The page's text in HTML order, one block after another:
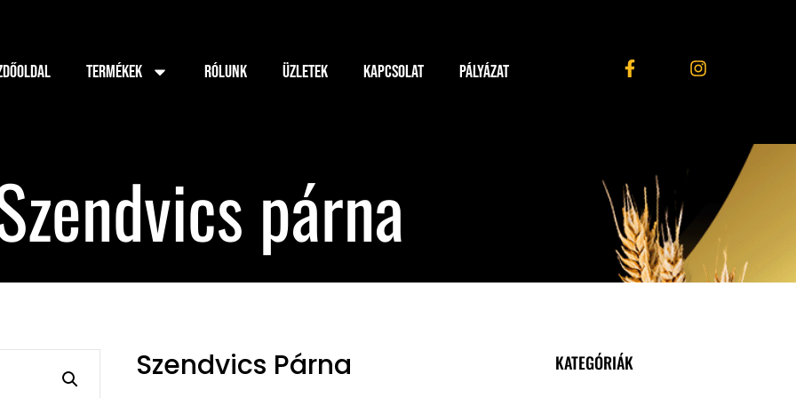
TERMÉKEK RÓLUNK ÜZLETEK KAPCSOLAT PÁLYÁZAT
párna
Szendvics Párna KATEGÓRIÁK